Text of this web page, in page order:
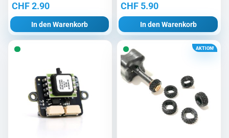
CHF2.90
In den Warenkorb
CHF5.90
In den Warenkorb
AKTION!